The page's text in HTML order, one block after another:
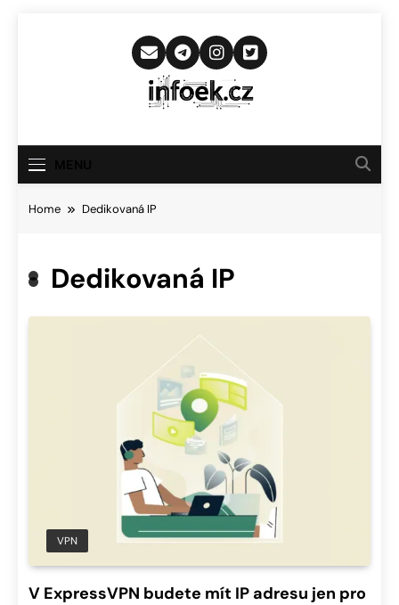
Infoek.cz
Novinkám
Home Dedikovaná IP
Dedikovaná IP
VPN
V ExpressVPN budete mít IP adresu jen pro